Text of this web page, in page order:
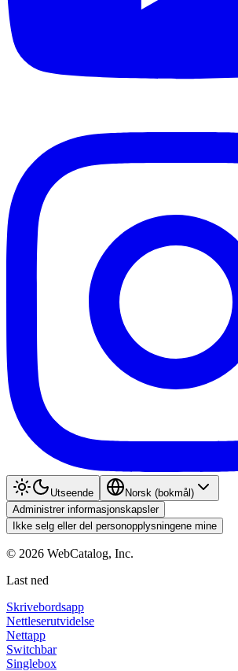
Utseende
Norsk (bokmål)
Administrer informasjonskapsler
Ikke selg eller del personopplysningene mine
© 2026 WebCatalog, Inc.
Last ned
Skrivebordsapp
Nettleserutvidelse
Nettapp
Switchbar
Singlebox